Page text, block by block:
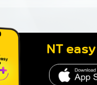
NT